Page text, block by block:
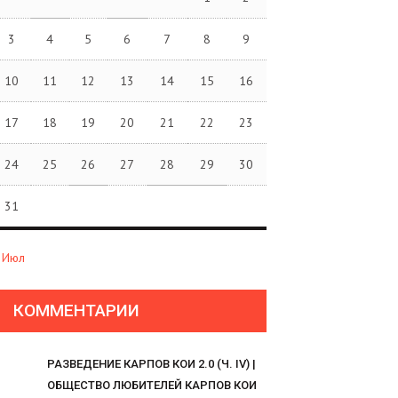
3 4 5 6 7 8 9
10 11 12 13 14 15 16
17 18 19 20 21 22 23
24 25 26 27 28 29 30
31
КОММЕНТАРИИ
РАЗВЕДЕНИЕ КАРПОВ КОИ 2.0 (Ч. IV) |
ОБЩЕСТВО ЛЮБИТЕЛЕЙ КАРПОВ КОИ